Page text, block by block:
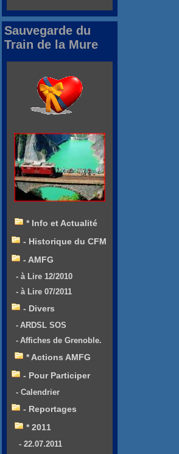
Sauvegarde du
Train de la Mure
* Info et Actualité
- Historique du CFM
- AMFG
- à Lire 12/2010
- à Lire 07/2011
- Divers
- ARDSL SOS
- Affiches de Grenoble.
* Actions AMFG
- Pour Participer
- Calendrier
- Reportages
* 2011
- 22.07.2011